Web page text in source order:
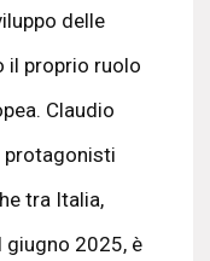
delle
il proprio ruolo
Claudio
protagonisti
tra Italia,
giugno 2025, è